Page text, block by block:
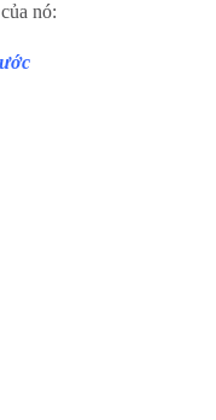
nó: